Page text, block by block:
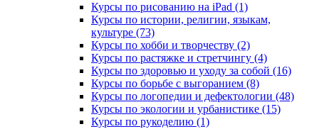
Курсы по рисованию на iPad (1)
Курсы по истории, религии, языкам,
культуре (73)
Курсы по хобби и творчеству (2)
Курсы по растяжке и стретчингу (4)
Курсы по здоровью и уходу за собой (16)
Курсы по борьбе с выгоранием (8)
Курсы по логопедии и дефектологии (48)
Курсы по экологии и урбанистике (15)
Курсы по рукоделию (1)